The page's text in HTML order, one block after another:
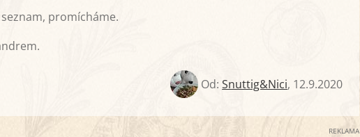
promícháme.
Od:Snuttig&Nici, 12.9.2020
REKLAMA